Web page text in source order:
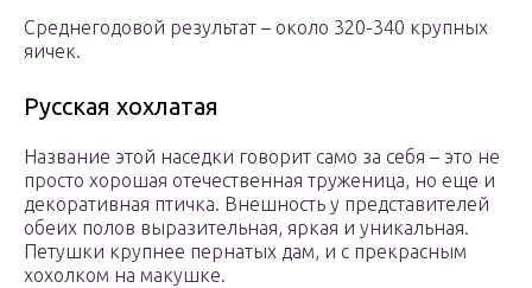
Среднегодовой результат – около 320-340 крупных
яичек.
Русская хохлатая
Название этой наседки говорит само за себя – это не
просто хорошая отечественная труженица, но еще и
декоративная птичка. Внешность у представителей
обеих полов выразительная, яркая и уникальная.
Петушки крупнее пернатых дам, и с прекрасным
хохолком на макушке.